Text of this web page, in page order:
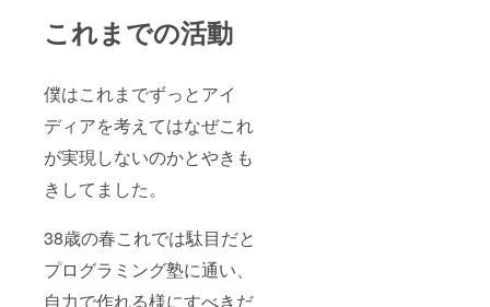
これまでの活動
僕はこれまでずっとアイ
ディアを考えてはなぜこれ
が実現しないのかとやきも
きしてました。
38歳の春これでは駄目だと
プログラミング塾に通い、
自力で作れる様にすべきだ